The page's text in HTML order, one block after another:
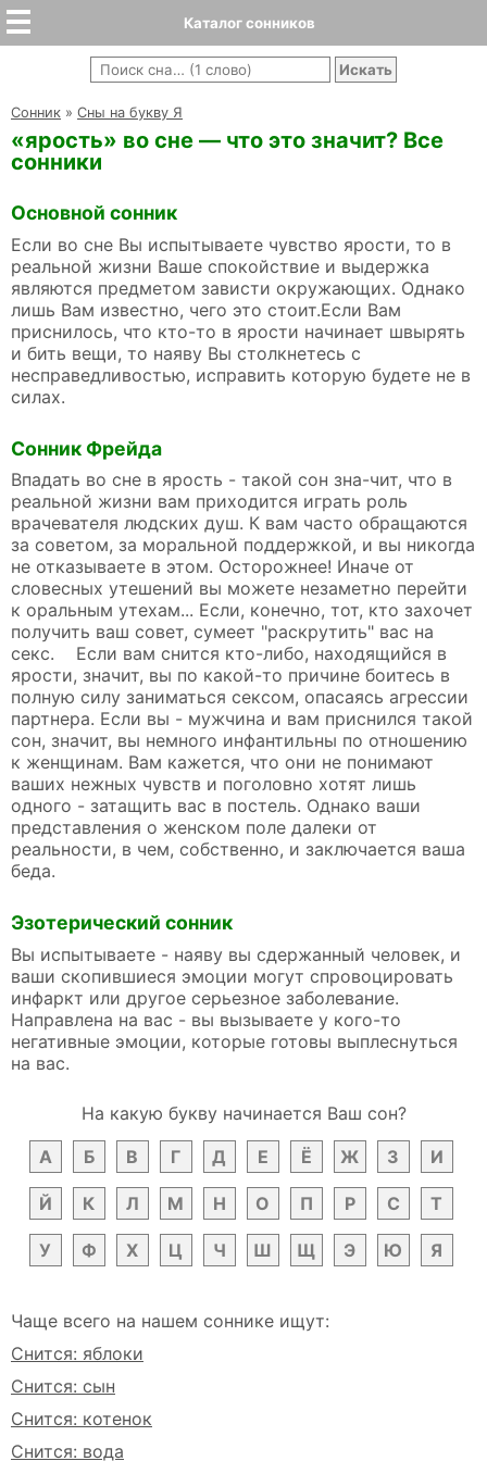
Каталог сонников
Cонник » Сны на букву Я
«ярость» во сне — что это значит? Все
сонники
Основной сонник
Если во сне Вы испытываете чувство ярости, то в
реальной жизни Ваше спокойствие и выдержка
являются предметом зависти окружающих. Однако
лишь Вам известно, чего это стоит.Если Вам
приснилось, что кто-то в ярости начинает швырять
и бить вещи, то наяву Вы столкнетесь с
несправедливостью, исправить которую будете не в
силах.
Сонник Фрейда
Впадать во сне в ярость - такой сон зна-чит, что в
реальной жизни вам приходится играть роль
врачевателя людских душ. К вам часто обращаются
за советом, за моральной поддержкой, и вы никогда
не отказываете в этом. Осторожнее! Иначе от
словесных утешений вы можете незаметно перейти
к оральным утехам... Если, конечно, тот, кто захочет
получить ваш совет, сумеет "раскрутить" вас на
секс. Если вам снится кто-либо, находящийся в
ярости, значит, вы по какой-то причине боитесь в
полную силу заниматься сексом, опасаясь агрессии
партнера. Если вы - мужчина и вам приснился такой
сон, значит, вы немного инфантильны по отношению
к женщинам. Вам кажется, что они не понимают
ваших нежных чувств и поголовно хотят лишь
одного - затащить вас в постель. Однако ваши
представления о женском поле далеки от
реальности, в чем, собственно, и заключается ваша
беда.
Эзотерический сонник
Вы испытываете - наяву вы сдержанный человек, и
ваши скопившиеся эмоции могут спровоцировать
инфаркт или другое серьезное заболевание.
Направлена на вас - вы вызываете у кого-то
негативные эмоции, которые готовы выплеснуться
на вас.
На какую букву начинается Ваш сон?
А
Б В Г Д Е Ё Ж З И
Й К Л М Н О П Р С Т
У Ф Х Ц Ч Ш Щ Э Ю Я
Чаще всего на нашем соннике ищут:
Снится: яблоки
Снится: сын
Снится: котенок
Снится: вода